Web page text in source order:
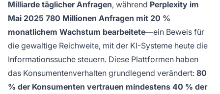
Milliarde täglicher Anfragen, während Perplexity im
Mai 2025 780 Millionen Anfragen mit 20 %
monatlichem Wachstum bearbeitete—ein Beweis für
die gewaltige Reichweite, mit der KI-Systeme heute die
Informationssuche steuern. Diese Plattformen haben
das Konsumentenverhalten grundlegend verändert: 80
% der Konsumenten vertrauen mindestens 40 % der